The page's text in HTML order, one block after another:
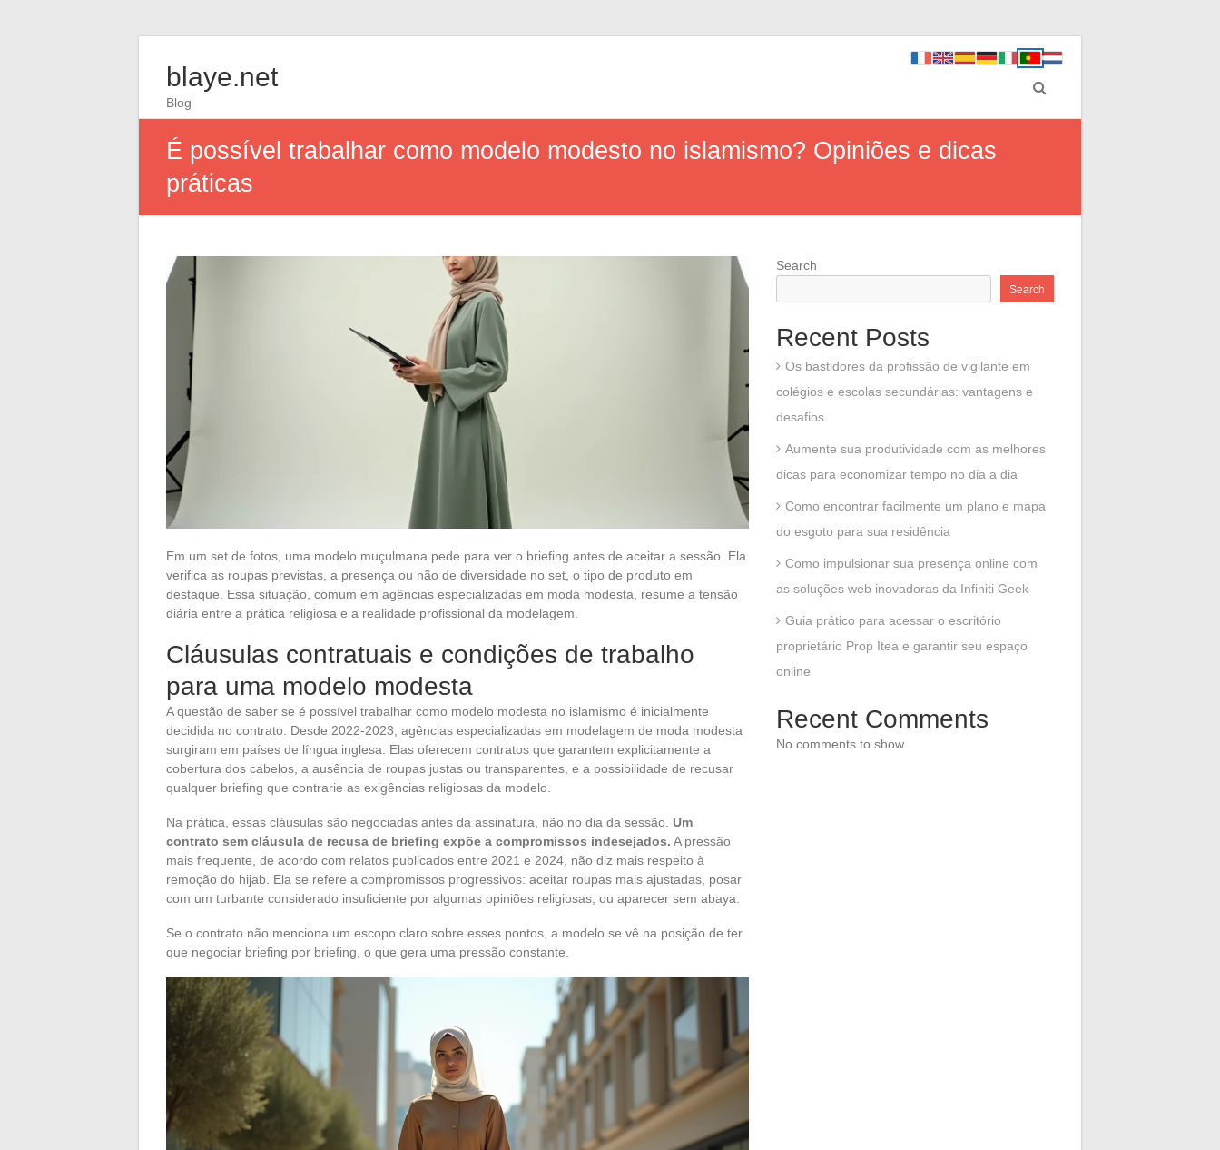
blaye.net
Blog
É possível trabalhar como modelo modesto no islamismo? Opiniões e dicas
práticas
Em um set de fotos, uma modelo muçulmana pede para ver o briefing antes de aceitar a sessão. Ela
verifica as roupas previstas, a presença ou não de diversidade no set, o tipo de produto em
destaque. Essa situação, comum em agências especializadas em moda modesta, resume a tensão
diária entre a prática religiosa e a realidade profissional da modelagem.
Cláusulas contratuais e condições de trabalho
para uma modelo modesta
A questão de saber se é possível trabalhar como modelo modesta no islamismo é inicialmente
decidida no contrato. Desde 2022-2023, agências especializadas em modelagem de moda modesta
surgiram em países de língua inglesa. Elas oferecem contratos que garantem explicitamente a
cobertura dos cabelos, a ausência de roupas justas ou transparentes, e a possibilidade de recusar
qualquer briefing que contrarie as exigências religiosas da modelo.
Na prática, essas cláusulas são negociadas antes da assinatura, não no dia da sessão. Um
contrato sem cláusula de recusa de briefing expõe a compromissos indesejados. A pressão
mais frequente, de acordo com relatos publicados entre 2021 e 2024, não diz mais respeito à
remoção do hijab. Ela se refere a compromissos progressivos: aceitar roupas mais ajustadas, posar
com um turbante considerado insuficiente por algumas opiniões religiosas, ou aparecer sem abaya.
Se o contrato não menciona um escopo claro sobre esses pontos, a modelo se vê na posição de ter
que negociar briefing por briefing, o que gera uma pressão constante.
Search
Search
Recent Posts
Os bastidores da profissão de vigilante em
colégios e escolas secundárias: vantagens e
desafios
Aumente sua produtividade com as melhores
dicas para economizar tempo no dia a dia
Como encontrar facilmente um plano e mapa
do esgoto para sua residência
Como impulsionar sua presença online com
as soluções web inovadoras da Infiniti Geek
Guia prático para acessar o escritório
proprietário Prop Itea e garantir seu espaço
online
Recent Comments
No comments to show.